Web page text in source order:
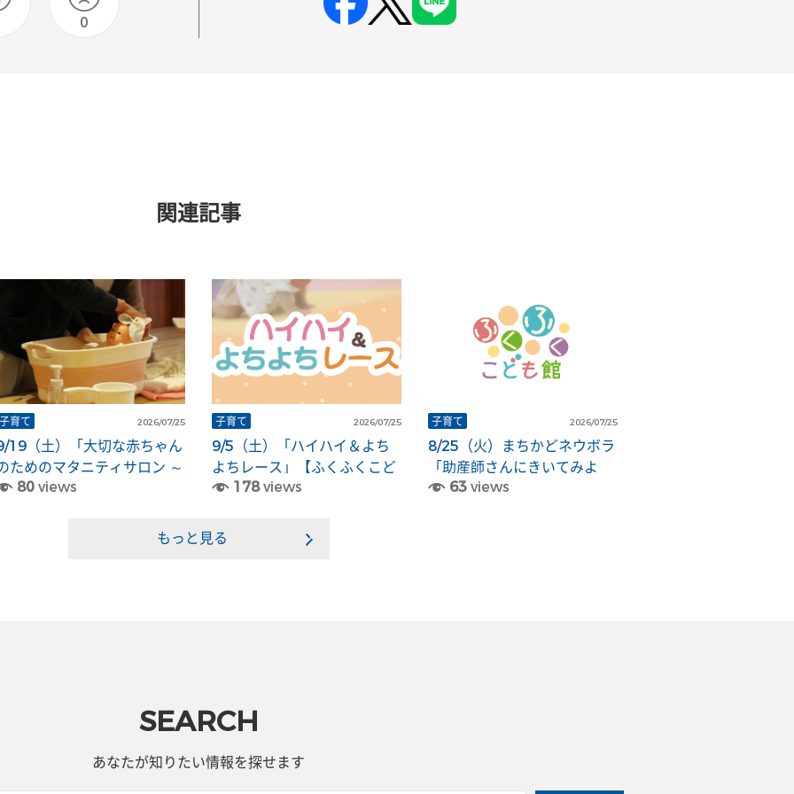
0
関連記事
子育て 2026/07/25
19（土）「大切な赤ちゃん
ためのマタニティサロン ～
浴体験～」【ふくふくこど
80 views
子育て 2026/07/25
9/5（土）「ハイハイ＆よち
よちレース」【ふくふくこど
も館】
178views
子育て 2026/07/25
8/25（火）まちかどネウボラ
「助産師さんにきいてみよ
う！」【ふくふくこども館】
63 views
もっと見る
SEARCH
あなたが知りたい情報を探せます